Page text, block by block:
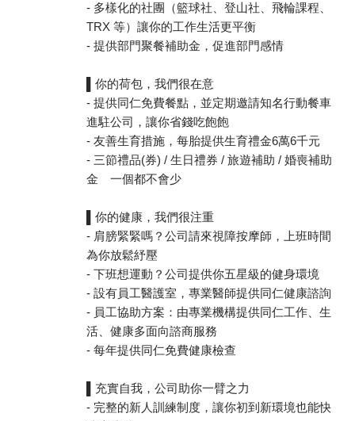
- 多樣化的社團（籃球社、登山社、飛輪課程、
TRX 等）讓你的工作生活更平衡
- 提供部門聚餐補助金，促進部門感情
▌你的荷包，我們很在意
- 提供同仁免費餐點，並定期邀請知名行動餐車
進駐公司，讓你省錢吃飽飽
- 友善生育措施，每胎提供生育禮金6萬6千元
- 三節禮品(券) / 生日禮券 / 旅遊補助 / 婚喪補助
金 一個都不會少
▌你的健康，我們很注重
- 肩膀緊緊嗎？公司請來視障按摩師，上班時間
為你放鬆紓壓
- 下班想運動？公司提供你五星級的健身環境
- 設有員工醫護室，專業醫師提供同仁健康諮詢
- 員工協助方案：由專業機構提供同仁工作、生
活、健康多面向諮商服務
- 每年提供同仁免費健康檢查
▌充實自我，公司助你一臂之力
- 完整的新人訓練制度，讓你初到新環境也能快